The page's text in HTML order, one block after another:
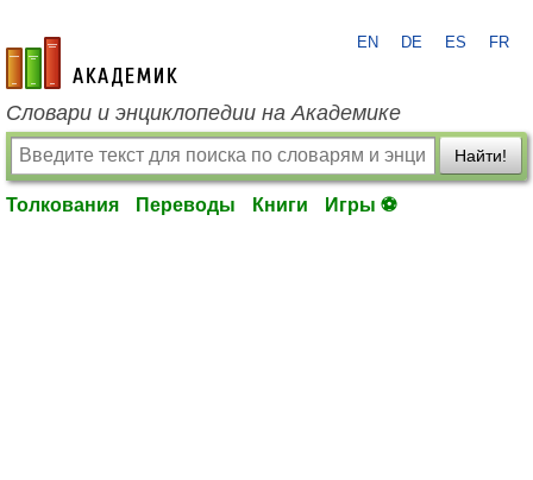
academic.ru
EN DE ES FR
Словари и энциклопедии на Академике
Найти!
Толкования Переводы Книги Игры ⚽